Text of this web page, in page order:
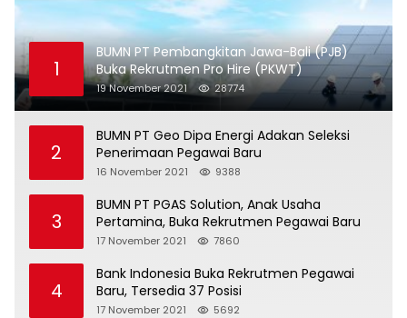
1
BUMN PT Pembangkitan Jawa-Bali (PJB)
Buka Rekrutmen Pro Hire (PKWT)
19 November 2021 28774
2
BUMN PT Geo Dipa Energi Adakan Seleksi
Penerimaan Pegawai Baru
16 November 2021 9388
3
BUMN PT PGAS Solution, Anak Usaha
Pertamina, Buka Rekrutmen Pegawai Baru
17 November 2021 7860
4
Bank Indonesia Buka Rekrutmen Pegawai
Baru, Tersedia 37 Posisi
17 November 2021 5692